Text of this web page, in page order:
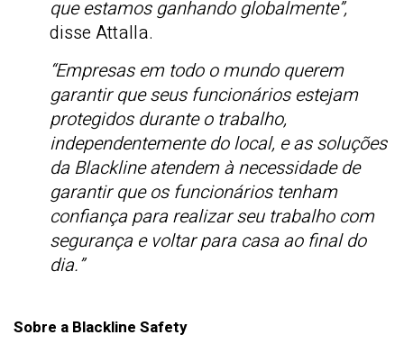
que estamos ganhando globalmente”,
disse Attalla.
“Empresas em todo o mundo querem
garantir que seus funcionários estejam
protegidos durante o trabalho,
independentemente do local, e as soluções
da Blackline atendem à necessidade de
garantir que os funcionários tenham
confiança para realizar seu trabalho com
segurança e voltar para casa ao final do
dia.”
Sobre a Blackline Safety